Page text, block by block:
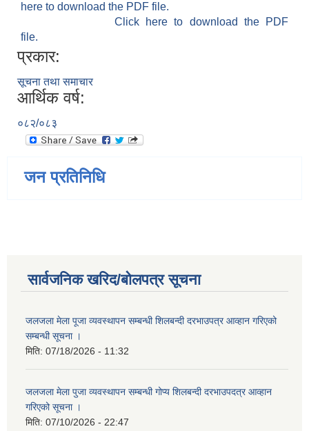
here to download the PDF file.
Click here to download the PDF
file.
प्रकार:
सूचना तथा समाचार
आर्थिक वर्ष:
०८२/०८३
जन प्रतिनिधि
सार्वजनिक खरिद/बोलपत्र सूचना
जलजला मेला पूजा व्यवस्थापन सम्बन्धी शिलबन्दी दरभाउपत्र आव्हान गरिएको
सम्बन्धी सूचना ।
मिति: 07/18/2026 - 11:32
जलजला मेला पुजा व्यवस्थापन सम्बन्धी गोप्य शिलबन्दी दरभाउपदत्र आव्हान
गरिएको सूचना ।
मिति: 07/10/2026 - 22:47